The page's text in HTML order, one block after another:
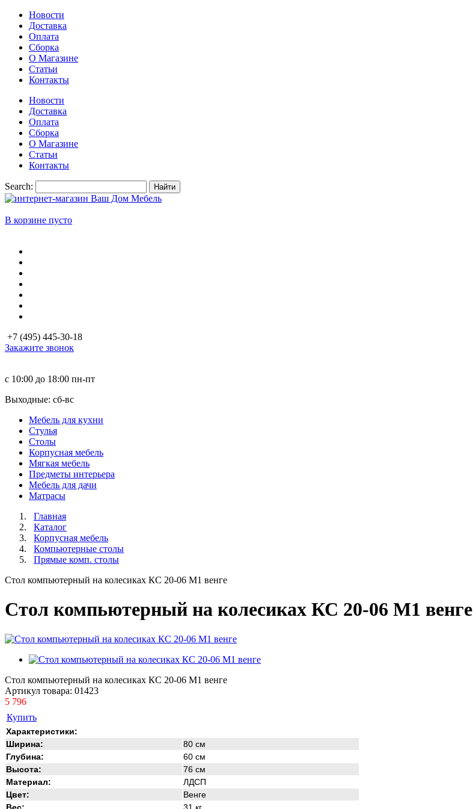
Новости
Доставка
Оплата
Сборка
О Магазине
Статьи
Контакты
Новости
Доставка
Оплата
Сборка
О Магазине
Статьи
Контакты
Search: Найти
В корзине пусто
+7 (495) 445-30-18
Закажите звонок
с 10:00 до 18:00 пн-пт
Выходные: сб-вc
Мебель для кухни
Стулья
Столы
Корпусная мебель
Мягкая мебель
Предметы интерьера
Мебель для дачи
Матраcы
Главная
Каталог
Корпусная мебель
Компьютерные столы
Прямые комп. столы
Стол компьютерный на колесиках КС 20-06 М1 венге
Стол компьютерный на колесиках КС 20-06 М1 венге
Стол компьютерный на колесиках КС 20-06 М1 венге
Артикул товара: 01423
5 796
Купить
Характеристики:
Ширина:
80 см
Глубина:
60 см
Высота:
76 см
Материал:
ЛДСП
Цвет:
Венге